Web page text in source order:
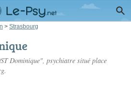
> Strasbourg
Dominique", psychiatre situé place